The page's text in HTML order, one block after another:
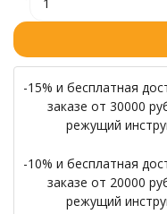
-15% и бесплатная
заказе от 30000
режущий
-10% и бесплатная
заказе от 20000
режущий